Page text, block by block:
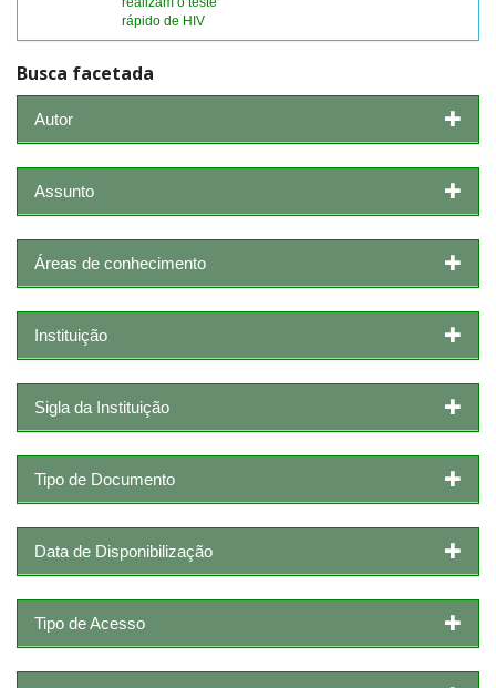
rápido de HIV
Busca facetada
Autor
Assunto
Áreas de conhecimento
Instituição
Sigla da Instituição
Tipo de Documento
Data de Disponibilização
Tipo de Acesso